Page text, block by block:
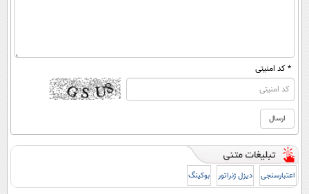
* کد امنیتی
اعتبارسنجی دیزل ژنراتور بوکینگ